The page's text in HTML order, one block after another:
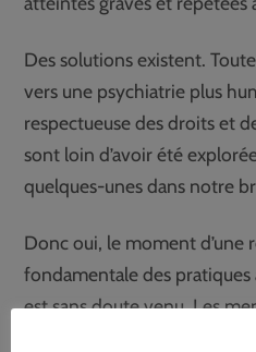
Des solutions existent.
vers une psychiatrie plus
respectueuse des droits et
sont loin d’avoir été
quelques-unes dans notre
Donc oui, le moment d’une
fondamentale des
est sans doute venu. Les